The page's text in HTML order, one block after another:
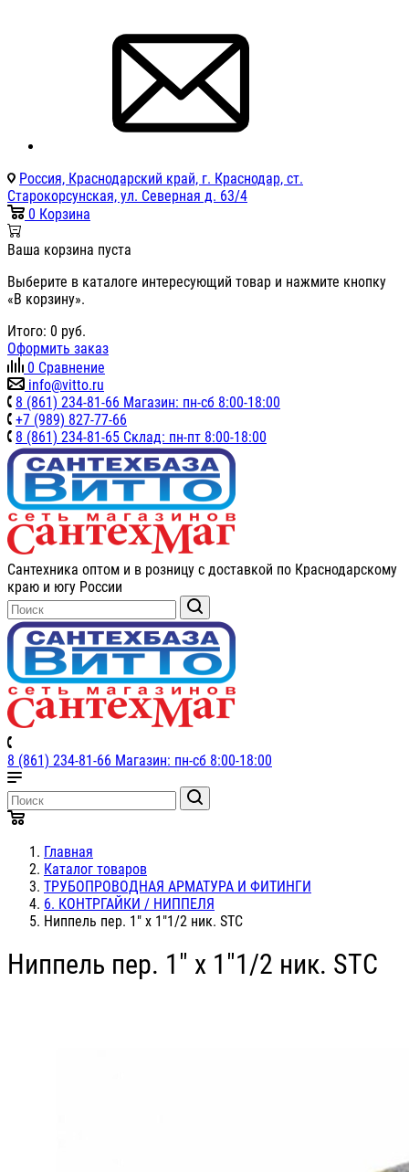
Россия, Краснодарский край, г. Краснодар, ст.
Старокорсунская, ул. Северная д. 63/4
0 Корзина
Ваша корзина пуста
Выберите в каталоге интересующий товар и нажмите кнопку
«В корзину».
Итого: 0 руб.
Оформить заказ
0 Сравнение
info@vitto.ru
8 (861) 234-81-66 Магазин: пн-сб 8:00-18:00
+7 (989) 827-77-66
8 (861) 234-81-65 Склад: пн-пт 8:00-18:00
Сантехника оптом и в розницу с доставкой по Краснодарскому
краю и югу России
8 (861) 234-81-66 Магазин: пн-сб 8:00-18:00
Главная
Каталог товаров
ТРУБОПРОВОДНАЯ АРМАТУРА И ФИТИНГИ
6. КОНТРГАЙКИ / НИППЕЛЯ
Ниппель пер. 1" х 1"1/2 ник. STC
Ниппель пер. 1" х 1"1/2 ник. STC